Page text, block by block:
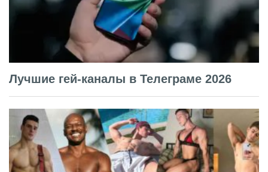
Лучшие гей-каналы в Телеграме 2026